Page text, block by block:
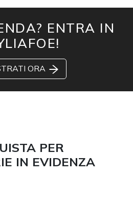
ENTRA IN
ORA
PER
IN EVIDENZA